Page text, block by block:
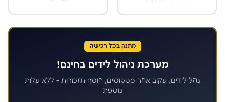
מתנה בכל רכישה
מערכת ניהול לידים בחינם!
נהל לידים, עקוב אחר סטטוסים, הוסף תזכורות - ללא עלות
נוספת